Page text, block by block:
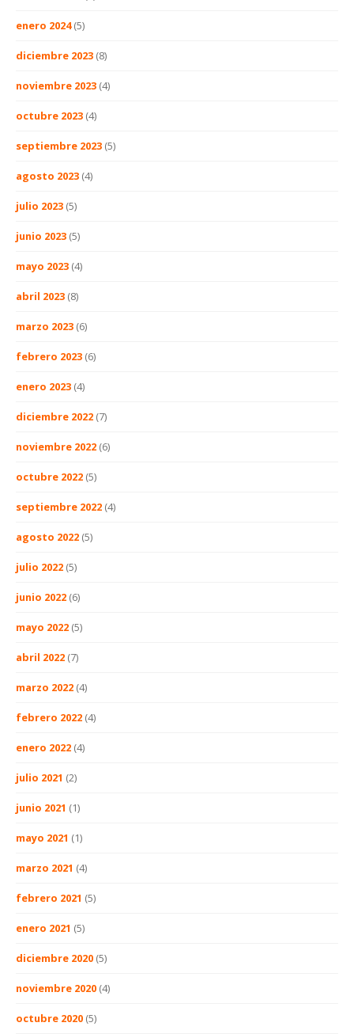
enero 2024(5)
diciembre 2023 (8)
noviembre 2023 (4)
octubre 2023 (4)
septiembre 2023 (5)
agosto 2023 (4)
julio 2023 (5)
junio 2023 (5)
mayo 2023 (4)
abril 2023 (8)
marzo 2023 (6)
febrero 2023 (6)
enero 2023 (4)
diciembre 2022 (7)
noviembre 2022 (6)
octubre 2022 (5)
septiembre 2022 (4)
agosto 2022 (5)
julio 2022 (5)
junio 2022 (6)
mayo 2022 (5)
abril 2022 (7)
marzo 2022 (4)
febrero 2022 (4)
enero 2022 (4)
julio 2021 (2)
junio 2021 (1)
mayo 2021 (1)
marzo 2021 (4)
febrero 2021 (5)
enero 2021 (5)
diciembre 2020 (5)
noviembre 2020 (4)
octubre 2020 (5)